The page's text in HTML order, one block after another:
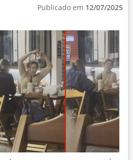
Publicado em 12/07/2025